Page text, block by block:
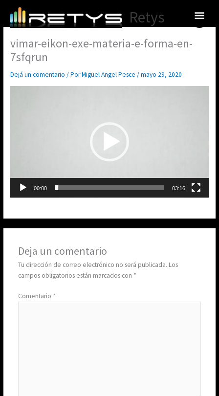
contenido
Retys
vimar-eikon-exe-materia-e-forma-en-
7sfqrun
Dejá un comentario / PorMiguel Angel Pesce/mayo 29, 2020
00:00 03:16
Deja un comentario
Tu dirección de correo electrónico no será publicada. Los
campos obligatorios están marcados con *
Comentario *